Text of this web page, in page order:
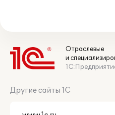
Отраслевые
и
Другие сайты 1С